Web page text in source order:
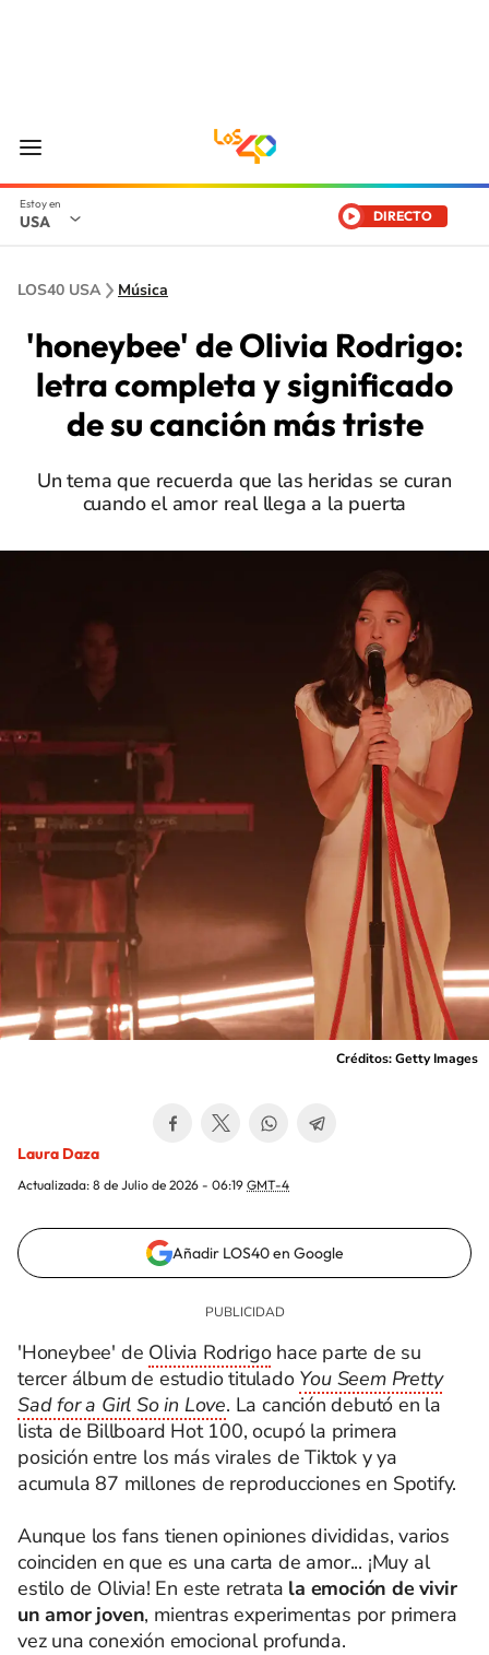
USA DIRECTO
LOS40 USA Música
'honeybee' de Olivia Rodrigo:
letra completa y significado
de su canción más triste
Un tema que recuerda que las heridas se curan
cuando el amor real llega a la puerta
Créditos: Getty Images
Laura Daza
Actualizada: 8 de Julio de 2026 - 06:19 GMT-4
Añadir LOS40 en Google
'Honeybee' de Olivia Rodrigohace parte de su
tercer álbum de estudio titulado You Seem Pretty
Sad for a Girl So in Love. La canción debutó en la
lista de Billboard Hot 100, ocupó la primera
posición entre los más virales de Tiktok y ya
acumula 87 millones de reproducciones en Spotify.
Aunque los fans tienen opiniones divididas, varios
coinciden en que es una carta de amor... ¡Muy al
estilo de Olivia! En este retrata la emoción de vivir
un amor joven, mientras experimentas por primera
vez una conexión emocional profunda.